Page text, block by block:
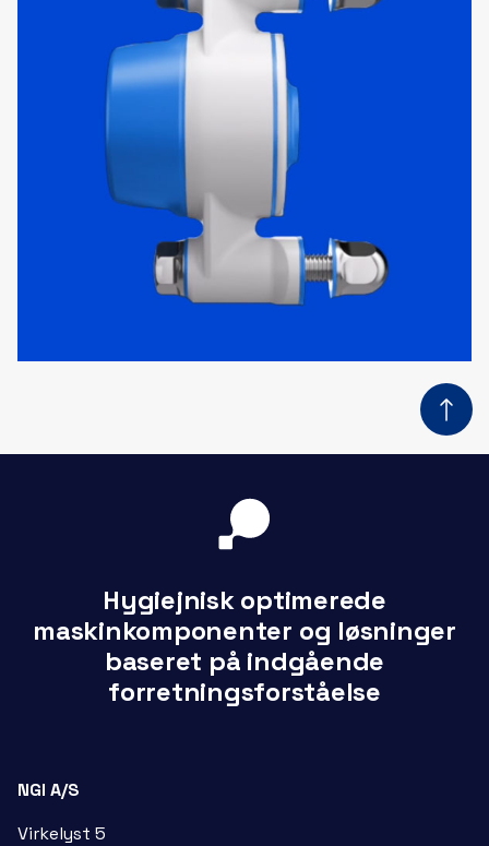
Hygiejnisk optimerede
maskinkomponenter og løsninger
baseret på indgående
forretningsforståelse
NGI A/S
Virkelyst 5